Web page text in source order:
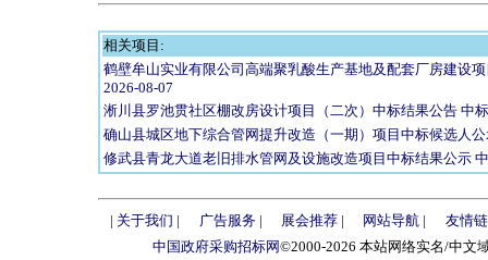
相关项目:
鹤壁牟山实业有限公司高端聚乳酸生产基地及配套厂房建设
2026-08-07
淅川县罗池贯社区棚改房设计项目（二次）中标结果公告 中
确山县城区地下综合管网提升改造（一期）项目中标候选人
修武县青龙大道老旧排水管网及设施改造项目中标结果公示
| 关于我们 | 广告服务| 展会推荐| 网站导航 |
友情
中国政府采购招标网©2000-2026 本站网络实名/中文